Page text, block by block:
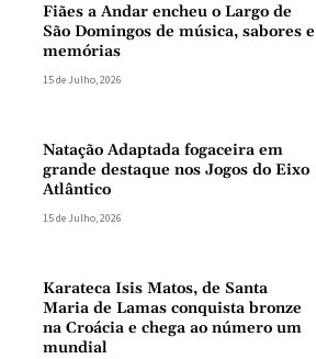
Fiães a Andar encheu o Largo de
São Domingos de música, sabores e
memórias
15 de Julho, 2026
Natação Adaptada fogaceira em
grande destaque nos Jogos do Eixo
Atlântico
15 de Julho, 2026
Karateca Isis Matos, de Santa
Maria de Lamas conquista bronze
na Croácia e chega ao número um
mundial